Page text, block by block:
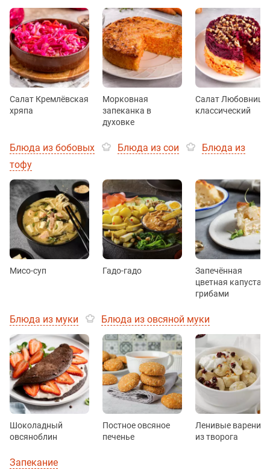
Салат Кремлёвская
хряпа
Морковная
запеканка в
духовке
Салат Любовница
классический
Блюда из бобовых Блюда из сои
Блюда из
тофу
Мисо-суп Гадо-гадо
Запечённая
цветная капуста с
грибами
Блюда из муки Блюда из овсяной муки
Шоколадный
овсяноблин
Постное овсяное
печенье
Ленивые вареники
из творога
Запекание